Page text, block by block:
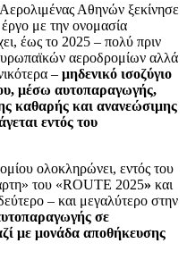
Αθηνών ξεκίνησε
έργο με την ονομασία
έως το 2025 – πολύ πριν
αεροδρομίων αλλά
– μηδενικό ισοζύγιο
μέσω αυτοπαραγωγής,
καθαρής και ανανεώσιμης
εντός του
ολοκληρώνει, εντός του
του «ROUTE 2025» και
– και μεγαλύτερο στην
σε
με μονάδα αποθήκευσης